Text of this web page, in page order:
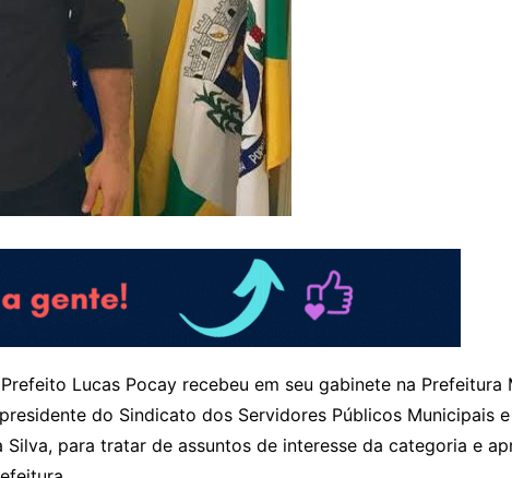
Lucas Pocay recebeu em seu gabinete na
do Sindicato dos Servidores Públicos Municipais
Silva, para tratar de assuntos de interesse da categoria e